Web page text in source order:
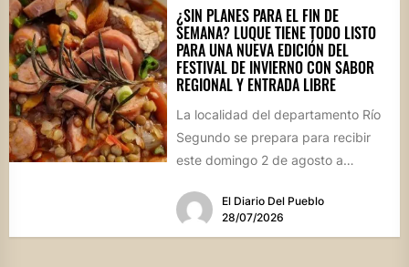
¿SIN PLANES PARA EL FIN DE
SEMANA? LUQUE TIENE TODO LISTO
PARA UNA NUEVA EDICIÓN DEL
FESTIVAL DE INVIERNO CON SABOR
REGIONAL Y ENTRADA LIBRE
La localidad del departamento Río
Segundo se prepara para recibir
este domingo 2 de agosto a
El Diario Del Pueblo
28/07/2026